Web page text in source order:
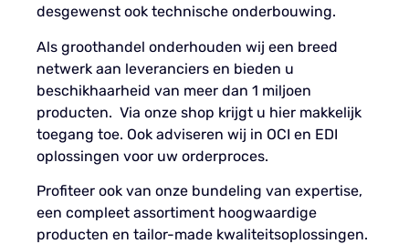
desgewenst ook technische onderbouwing.
Als groothandel onderhouden wij een breed
netwerk aan leveranciers en bieden u
beschikhaarheid van meer dan 1 miljoen
producten. Via onze shop krijgt u hier makkelijk
toegang toe. Ook adviseren wij in OCI en EDI
oplossingen voor uw orderproces.
Profiteer ook van onze bundeling van expertise,
een compleet assortiment hoogwaardige
producten en tailor-made kwaliteitsoplossingen.